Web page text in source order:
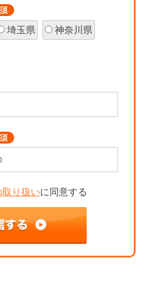
埼玉県 神奈川県
り扱いに同意する